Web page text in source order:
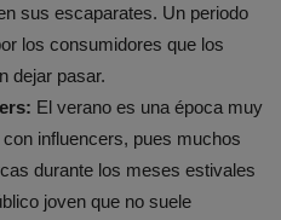
sus escaparates. Un periodo
los consumidores que los
dejar pasar.
El verano es una época muy
influencers, pues muchos
durante los meses estivales
joven que no suele